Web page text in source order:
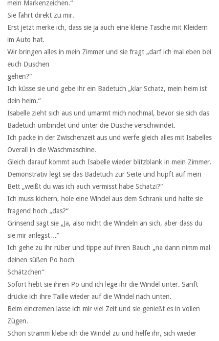
mein Markenzeichen.“
Sie fährt direkt zu mir.
Erst jetzt merke ich, dass sie ja auch eine kleine Tasche mit Kleidern
im Auto hat.
Wir bringen alles in mein Zimmer und sie fragt „darf ich mal eben bei
euch Duschen
gehen?“
Ich küsse sie und gebe ihr ein Badetuch „klar Schatz, mein heim ist
dein heim.“
Isabelle zieht sich aus und umarmt mich nochmal, bevor sie sich das
Badetuch umbindet und unter die Dusche verschwindet.
Ich packe in der Zwischenzeit aus und werfe gleich alles mit Isabelles
Overall in die Waschmaschine.
Gleich darauf kommt auch Isabelle wieder blitzblank in mein Zimmer.
Demonstrativ legt sie das Badetuch zur Seite und hüpft auf mein
Bett „weißt du was ich auch vermisst habe Schatzi?“
Ich muss kichern, hole eine Windel aus dem Schrank und halte sie
fragend hoch „das?“
Grinsend sagt sie „Ja, also nicht die Windeln an sich, aber dass du
sie mir anlegst…“
Ich gehe zu ihr rüber und tippe auf ihren Bauch „na dann nimm mal
deinen süßen Po hoch
Schätzchen“
Sofort hebt sie ihren Po und ich lege ihr die Windel unter. Sanft
drücke ich ihre Taille wieder auf die Windel nach unten.
Beim eincremen lasse ich mir viel Zeit und sie genießt es in vollen
Zügen.
Schön stramm klebe ich die Windel zu und helfe ihr, sich wieder